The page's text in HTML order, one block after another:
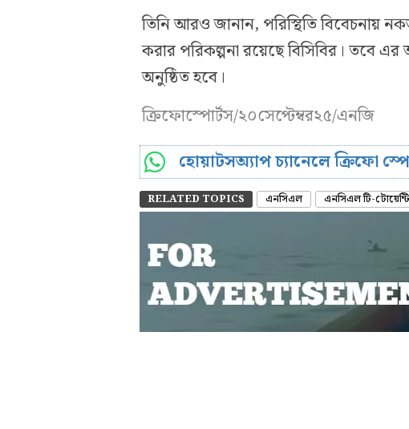
তিনি আরও জানান, পরিস্থিতি বিবেচনায়
করার পরিকল্পনা রয়েছে বিসিবির। তবে
অনুষ্ঠিত হবে।
ক্রিফোস্পোর্টস/২০সেপ্টেম্বর২৫/এনজি
হোয়াটসঅ্যাপ চ্যানেলে ক্রিফো
RELATED TOPICS এনসিএল এনসিএল টি-টোয়েন্টি